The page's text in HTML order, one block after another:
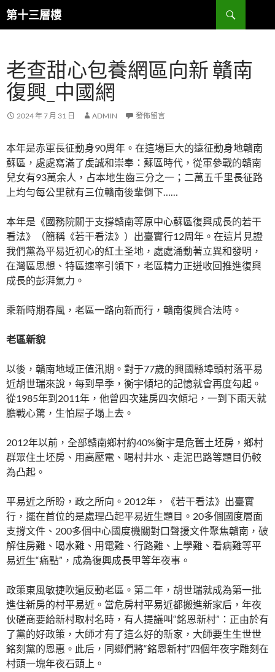
跳
至
內
第十三層樓
搜
尋
老查甜心包養網區向新 贛南
復興_中國網
2024 年 7 月 31 日 ADMIN 發佈留言
本年是赤軍長征動身90周年。在這場巨大的遠征動身地贛南
蘇區，處處寫滿了虔誠和崇奉：蘇區時代，從軍參戰的贛南
兒女有93萬余人，占本地生齒三分之一；二萬五千里長征路
上均勻每公里就有三位贛南後輩倒下……
本年是《國務院關于支撐贛南等原中心蘇區復興成長的若干
看法》（簡稱《若干看法》）出臺實行12周年。在這片見證
我們黨為平易近初心的紅土圣地，處處涌動著立異和發明，
在灣區思想、特區速率引領下，老區精力正迸收回推進復興
成長的彭湃氣力。
乘新時期春風，老區一路向新而行，贛南復興合法時。
老區新貌
以後，贛南地域正值汛期。對于77歲的興國縣埠頭村落平易
近胡世瑞來說，每到旱季，衡宇傾圮的記憶就會再度勾起。
從1985年到2011年，他曾四次建房四次傾圮，一到下雨天就
膽戰心驚，生怕屋子塌上去。
2012年以前，全部贛南鄉村約40%衡宇是危舊土坯房，鄉村
群眾住土坯房、用高壓電、喝村井水、走泥巴路等題目仍較
為凸起。
平易近之所盼，政之所向。2012年，《若干看法》出臺實
行，擺在首位的是處理凸起平易近生題目。20多個國度層面
支撐文件、200多個中心國度機關對口聲援文件聚焦贛南，破
解住房難、喝水難、用電難、行路難、上學難、看病難等平
易近生“痛點”，成為復興成長甲等年夜事。
政策東風敏捷吹遍反動老區。第二年，胡世瑞就成為第一批
進住新房的村平易近。當危房村平易近都搬進新家后，年夜
伙磋商要給新村取村名時，有人提議叫“銘恩新村”：正由於有
了黨的好政策，大師才有了這么好的新家，大師要生生世世
銘刻黨的恩惠。此后，同鄉們將“銘恩新村”四個年夜字雕刻在
村頭一塊年夜石頭上。